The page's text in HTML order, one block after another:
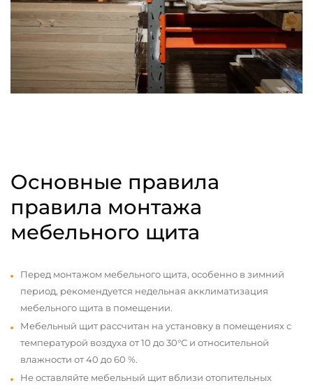
Основные правила
правила монтажа
мебельного щита
Перед монтажом мебельного щита, особенно в зимний
период, рекомендуется недельная акклиматизация
мебельного щита в помещении.
Мебельный щит рассчитан на установку в помещениях с
температурой воздуха от 10 до 30°С и относительной
влажности от 40 до 60 %.
Не оставляйте мебельный щит вблизи отопительных